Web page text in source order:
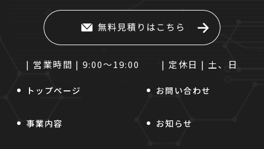
| 営業時間 | 9:00～19:00 | 定休日 | 土、日
トップページ
事業内容
お問い合わせ
お知らせ